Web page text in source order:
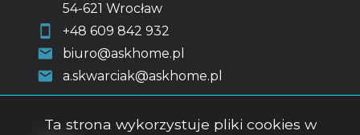
54-621 Wrocław
+48 609 842 932
biuro@askhome.pl
a.skwarciak@askhome.pl
Ta strona wykorzystuje pliki cookies w